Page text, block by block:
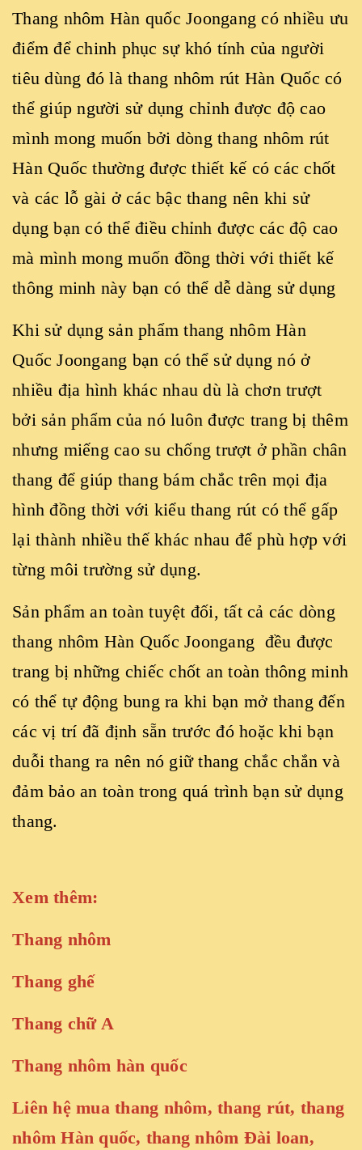
Thang nhôm Hàn quốc Joongang có nhiều ưu
điểm để chinh phục sự khó tính của người
tiêu dùng đó là thang nhôm rút Hàn Quốc có
thể giúp người sử dụng chỉnh được độ cao
mình mong muốn bởi dòng thang nhôm rút
Hàn Quốc thường được thiết kế có các chốt
và các lỗ gài ở các bậc thang nên khi sử
dụng bạn có thể điều chỉnh được các độ cao
mà mình mong muốn đồng thời với thiết kế
thông minh này bạn có thể dễ dàng sử dụng
Khi sử dụng sản phẩm thang nhôm Hàn
Quốc Joongang bạn có thể sử dụng nó ở
nhiều địa hình khác nhau dù là chơn trượt
bởi sản phẩm của nó luôn được trang bị thêm
nhưng miếng cao su chống trượt ở phần chân
thang để giúp thang bám chắc trên mọi địa
hình đồng thời với kiểu thang rút có thể gấp
lại thành nhiều thế khác nhau để phù hợp với
từng môi trường sử dụng.
Sản phẩm an toàn tuyệt đối, tất cả các dòng
thang nhôm Hàn Quốc Joongang đều được
trang bị những chiếc chốt an toàn thông minh
có thể tự động bung ra khi bạn mở thang đến
các vị trí đã định sẵn trước đó hoặc khi bạn
duỗi thang ra nên nó giữ thang chắc chắn và
đảm bảo an toàn trong quá trình bạn sử dụng
thang.
Xem thêm:
Thang nhôm
Thang ghế
Thang chữ A
Thang nhôm hàn quốc
Liên hệ mua thang nhôm, thang rút, thang
nhôm Hàn quốc, thang nhôm Đài loan,